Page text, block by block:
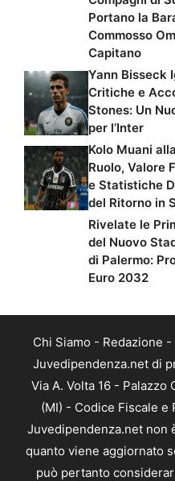
Portano la
Commosso
Capitano
Yann Bisseck
Critiche e
Stones: Un
per l’Inter
Kolo Muani
Ruolo, Valore
e Statistiche
del Ritorno in
Rivelate le
del Nuovo
di Palermo:
Euro 2032
Chi Siamo - Redazione -
Juvedipendenza.net di
Via A. Volta 16 -
(MI) - Codice Fiscale e
Juvedipendenza.net non
quanto viene aggiornato
può pertanto